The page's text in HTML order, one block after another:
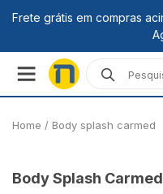
Home / Body splash carmed
Body Splash Carmed